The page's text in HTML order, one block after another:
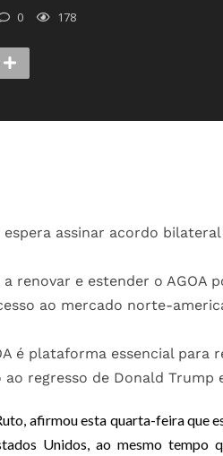
0 178
espera assinar acordo
a renovar e estender o AGOA
ao mercado norte-
é plataforma essencial para
ao regresso de Donald
afirmou esta quarta-feira que
Unidos, ao mesmo tempo